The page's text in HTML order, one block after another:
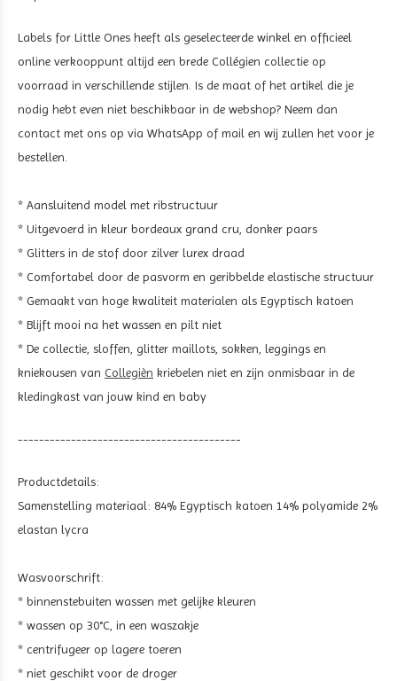
Labels for Little Ones heeft als geselecteerde winkel en officieel
online verkooppunt altijd een brede Collégien collectie op
voorraad in verschillende stijlen. Is de maat of het artikel die je
nodig hebt even niet beschikbaar in de webshop? Neem dan
contact met ons op via WhatsApp of mail en wij zullen het voor je
bestellen.
* Aansluitend model met ribstructuur
* Uitgevoerd in kleur bordeaux grand cru, donker paars
* Glitters in de stof door zilver lurex draad
* Comfortabel door de pasvorm en geribbelde elastische structuur
* Gemaakt van hoge kwaliteit materialen als Egyptisch katoen
* Blijft mooi na het wassen en pilt niet
* De collectie, sloffen, glitter maillots, sokken, leggings en
kniekousen van Collegièn kriebelen niet en zijn onmisbaar in de
kledingkast van jouw kind en baby
------------------------------------------
Productdetails:
Samenstelling materiaal: 84% Egyptisch katoen 14% polyamide 2%
elastan lycra
Wasvoorschrift:
* binnenstebuiten wassen met gelijke kleuren
* wassen op 30°C, in een waszakje
* centrifugeer op lagere toeren
* niet geschikt voor de droger